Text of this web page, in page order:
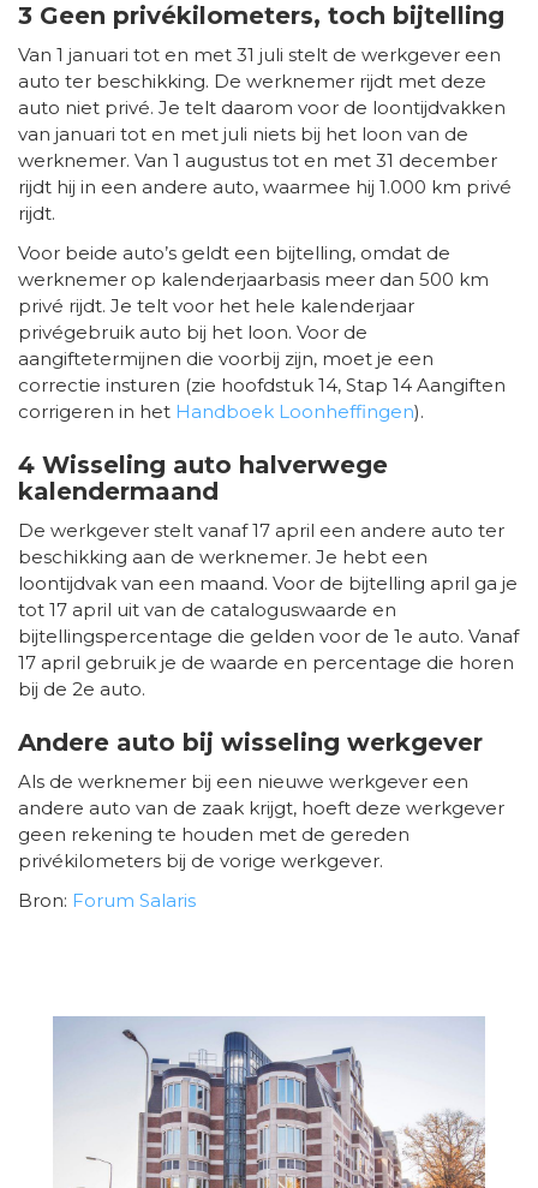
3 Geen privékilometers, toch bijtelling
Van 1 januari tot en met 31 juli stelt de werkgever een
auto ter beschikking. De werknemer rijdt met deze
auto niet privé. Je telt daarom voor de loontijdvakken
van januari tot en met juli niets bij het loon van de
werknemer. Van 1 augustus tot en met 31 december
rijdt hij in een andere auto, waarmee hij 1.000 km privé
rijdt.
Voor beide auto’s geldt een bijtelling, omdat de
werknemer op kalenderjaarbasis meer dan 500 km
privé rijdt. Je telt voor het hele kalenderjaar
privégebruik auto bij het loon. Voor de
aangiftetermijnen die voorbij zijn, moet je een
correctie insturen (zie hoofdstuk 14, Stap 14 Aangiften
corrigeren in het Handboek Loonheffingen).
4 Wisseling auto halverwege
kalendermaand
De werkgever stelt vanaf 17 april een andere auto ter
beschikking aan de werknemer. Je hebt een
loontijdvak van een maand. Voor de bijtelling april ga je
tot 17 april uit van de cataloguswaarde en
bijtellingspercentage die gelden voor de 1e auto. Vanaf
17 april gebruik je de waarde en percentage die horen
bij de 2e auto.
Andere auto bij wisseling werkgever
Als de werknemer bij een nieuwe werkgever een
andere auto van de zaak krijgt, hoeft deze werkgever
geen rekening te houden met de gereden
privékilometers bij de vorige werkgever.
Bron: Forum Salaris